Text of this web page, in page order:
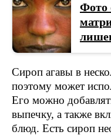
Фото
Сироп агавы в
поэтому может
Его можно
выпечку, а также
блюд. Есть сироп